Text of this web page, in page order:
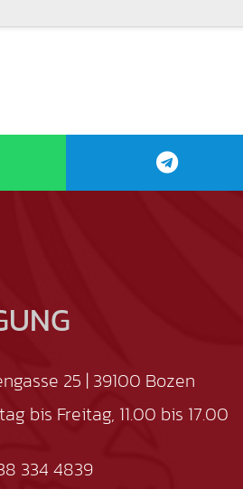
25 | 39100 Bozen
bis Freitag, 11.00 bis 17.00
334 4839